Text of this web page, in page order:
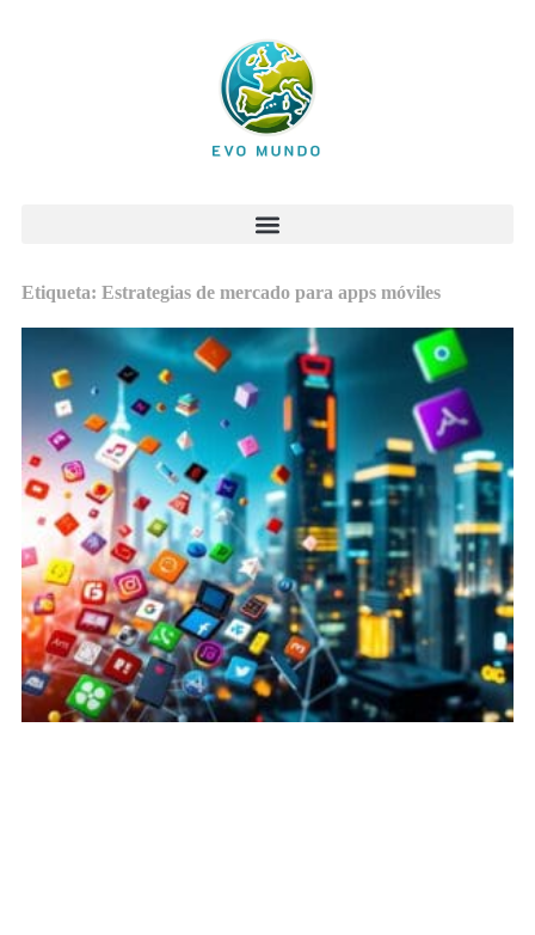
Etiqueta: Estrategias de mercado para apps móviles